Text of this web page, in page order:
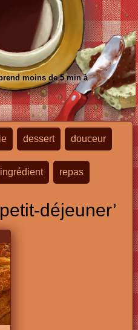
moins de 5 min à
dessert douceur
ingrédient repas
déjeuner’